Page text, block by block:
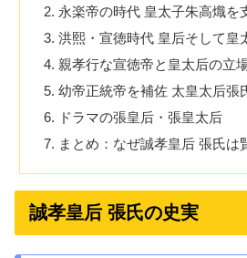
永楽帝の時代 皇太子朱高熾を
洪熙・宣徳時代 皇后そして皇
親孝行な宣徳帝と皇太后の立
幼帝正統帝を補佐 太皇太后張
ドラマの張皇后・張皇太后
まとめ：なぜ誠孝皇后 張氏は
誠孝皇后 張氏の史実